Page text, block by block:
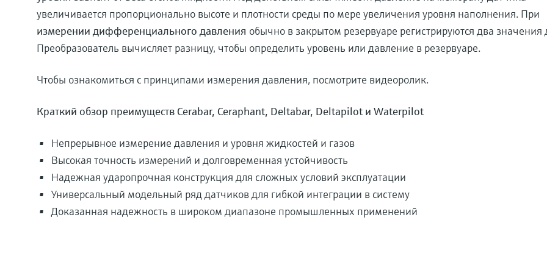
увеличивается пропорционально высоте и плотности среды по мере увеличения уровня наполнения. При
измерении дифференциального давления обычно в закрытом резервуаре регистрируются два значения
Преобразователь вычисляет разницу, чтобы определить уровень или давление в резервуаре.
Чтобы ознакомиться с принципами измерения давления, посмотрите видеоролик.
Краткий обзор преимуществ Cerabar, Ceraphant, Deltabar, Deltapilot и Waterpilot
Непрерывное измерение давления и уровня жидкостей и газов
Высокая точность измерений и долговременная устойчивость
Надежная ударопрочная конструкция для сложных условий эксплуатации
Универсальный модельный ряд датчиков для гибкой интеграции в систему
Доказанная надежность в широком диапазоне промышленных применений